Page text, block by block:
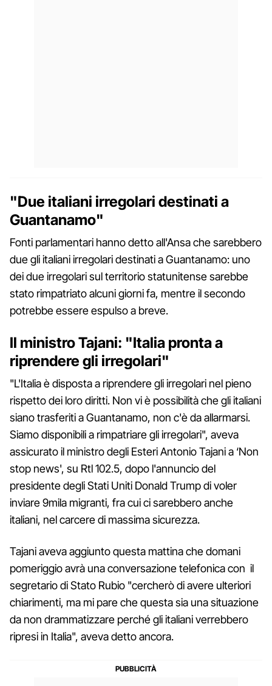
"Due italiani irregolari destinati a
Guantanamo"
Fonti parlamentari hanno detto all'Ansa che sarebbero
due gli italiani irregolari destinati a Guantanamo: uno
dei due irregolari sul territorio statunitense sarebbe
stato rimpatriato alcuni giorni fa, mentre il secondo
potrebbe essere espulso a breve.
Il ministro Tajani: "Italia pronta a
riprendere gli irregolari"
"L'Italia è disposta a riprendere gli irregolari nel pieno
rispetto dei loro diritti. Non vi è possibilità che gli italiani
siano trasferiti a Guantanamo, non c'è da allarmarsi.
Siamo disponibili a rimpatriare gli irregolari", aveva
assicurato il ministro degli Esteri Antonio Tajani a ‘Non
stop news', su Rtl 102.5, dopo l'annuncio del
presidente degli Stati Uniti Donald Trump di voler
inviare 9mila migranti, fra cui ci sarebbero anche
italiani, nel carcere di massima sicurezza.
Tajani aveva aggiunto questa mattina che domani
pomeriggio avrà una conversazione telefonica con il
segretario di Stato Rubio "cercherò di avere ulteriori
chiarimenti, ma mi pare che questa sia una situazione
da non drammatizzare perché gli italiani verrebbero
ripresi in Italia", aveva detto ancora.